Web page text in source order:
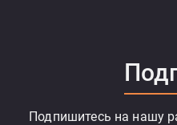
Подпишитесь на нашу